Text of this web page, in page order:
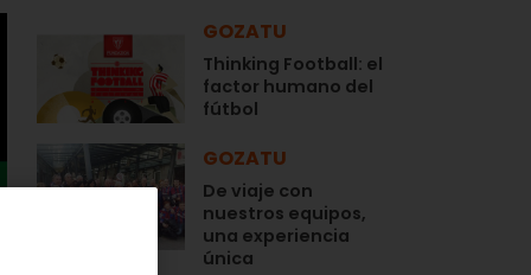
GOZATU
Thinking Football: el
factor humano del
fútbol
GOZATU
De viaje con
nuestros equipos,
una experiencia
única